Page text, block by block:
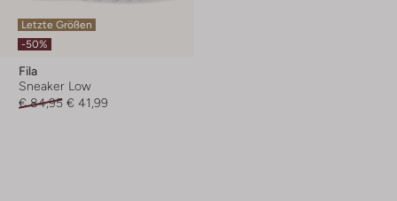
Letzte Größen
-50%
Fila
Sneaker Low
€ 84,95 € 41,99